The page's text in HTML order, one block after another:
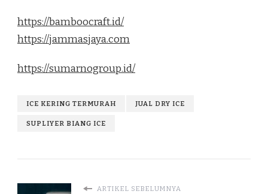
https://bamboocraft.id/
https://jammasjaya.com
https://sumarnogroup.id/
ICE KERING TERMURAH JUAL DRY ICE
SUPLIYER BIANG ICE
ARTIKEL SEBELUMNYA